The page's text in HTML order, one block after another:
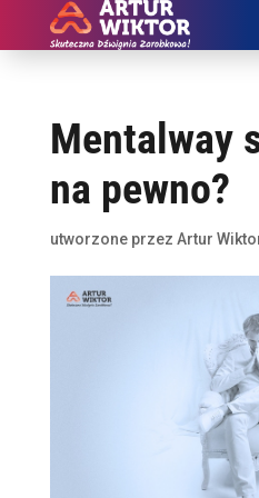
Mentalway
na pewno?
utworzone przez Artur